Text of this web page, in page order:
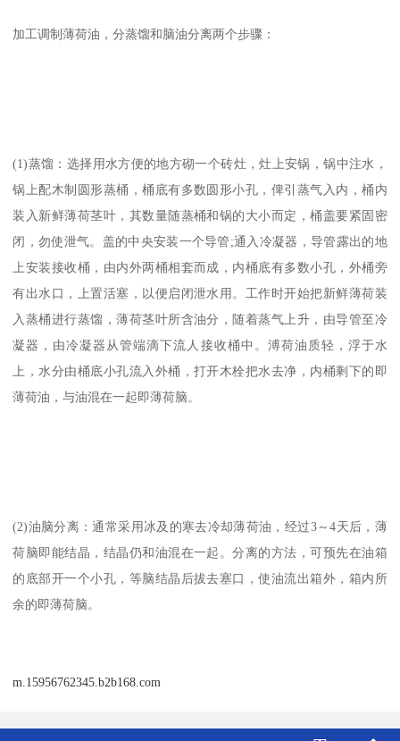
加工调制薄荷油，分蒸馏和脑油分离两个步骤：
(1)蒸馏：选择用水方便的地方砌一个砖灶，灶上安锅，锅中注水，
锅上配木制圆形蒸桶，桶底有多数圆形小孔，俾引蒸气入内，桶内
装入新鲜薄荷茎叶，其数量随蒸桶和锅的大小而定，桶盖要紧固密
闭，勿使泄气。盖的中央安装一个导管;通入冷凝器，导管露出的地
上安装接收桶，由内外两桶相套而成，内桶底有多数小孔，外桶旁
有出水口，上置活塞，以便启闭泄水用。工作时开始把新鲜薄荷装
入蒸桶进行蒸馏，薄荷茎叶所含油分，随着蒸气上升，由导管至冷
凝器，由冷凝器从管端滴下流人接收桶中。溥荷油质轻，浮于水
上，水分由桶底小孔流入外桶，打开木栓把水去净，内桶剩下的即
薄荷油，与油混在一起即薄荷脑。
(2)油脑分离：通常采用冰及的寒去冷却薄荷油，经过3～4天后，薄
荷脑即能结晶，结晶仍和油混在一起。分离的方法，可预先在油箱
的底部开一个小孔，等脑结晶后拔去塞口，使油流出箱外，箱内所
余的即薄荷脑。
m.15956762345.b2b168.com